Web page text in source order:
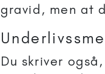
gravid, men at
Du skriver